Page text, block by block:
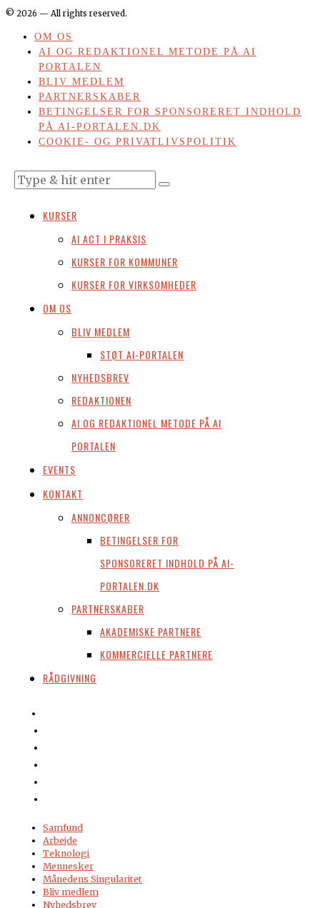
© 2026 — All rights reserved.
OM OS
AI OG REDAKTIONEL METODE PÅ AI
PORTALEN
BLIV MEDLEM
PARTNERSKABER
BETINGELSER FOR SPONSORERET INDHOLD
PÅ AI-PORTALEN.DK
COOKIE- OG PRIVATLIVSPOLITIK
KURSER
AI ACT I PRAKSIS
KURSER FOR KOMMUNER
KURSER FOR VIRKSOMHEDER
OM OS
BLIV MEDLEM
STØT AI-PORTALEN
NYHEDSBREV
REDAKTIONEN
AI OG REDAKTIONEL METODE PÅ AI
PORTALEN
EVENTS
KONTAKT
ANNONCØRER
BETINGELSER FOR
SPONSORERET INDHOLD PÅ AI-
PORTALEN.DK
PARTNERSKABER
AKADEMISKE PARTNERE
KOMMERCIELLE PARTNERE
RÅDGIVNING
Samfund
Arbejde
Teknologi
Mennesker
Månedens Singularitet
Bliv medlem
Nyhedsbrev